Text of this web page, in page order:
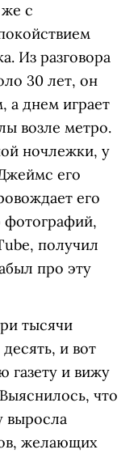
с
Из разговора
30 лет, он
а днем играет
возле метро.
ночлежки, у
его
его
фотографий,
получил
про эту
тысячи
и вот
газету и вижу
что
выросла
желающих